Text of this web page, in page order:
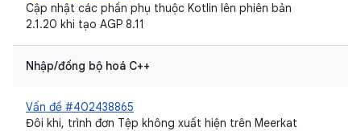
Cập nhật các phần phụ thuộc Kotlin lên phiên bản
2.1.20 khi tạo AGP 8.11
Nhập/đồng bộ hoá C++
Vấn đề #402438865
Đôi khi, trình đơn Tệp không xuất hiện trên Meerkat